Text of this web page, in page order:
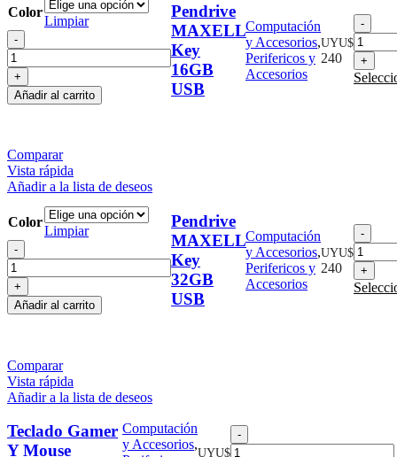
Color
Limpiar
Pendrive
MAXELL
Key
16GB
USB
Añadir al carrito
Pendrive
MAXELL
Key
16GB
USB
Computación
y Accesorios,
Perifericos y
Accesorios
UYU$
240
Key
Comparar
Vista rápida
Añadir a la lista de deseos
Color
Limpiar
Pendrive
MAXELL
Key
32GB
USB
Añadir al carrito
Pendrive
MAXELL
Key
32GB
USB
Computación
y Accesorios,
Perifericos y
Accesorios
UYU$
240
Key
Comparar
Vista rápida
Añadir a la lista de deseos
Teclado Gamer
Y Mouse
Computación
y Accesorios,
UYU$
Teclado
Gamer